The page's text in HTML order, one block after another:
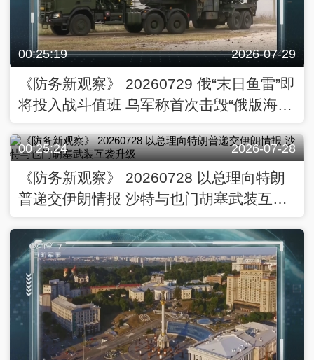
00:25:19 2026-07-29
《防务新观察》 20260729 俄“末日鱼雷”即
将投入战斗值班 乌军称首次击毁“俄版海马
00:25:24 2026-07-28
《防务新观察》 20260728 以总理向特朗
普递交伊朗情报 沙特与也门胡塞武装互袭